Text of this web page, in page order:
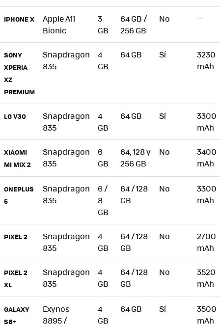
IPHONE X
Apple A11
Bionic
3
GB
64 GB /
256 GB
No --
SONY
XPERIA
XZ
PREMIUM
Snapdragon
835
4
GB
64 GB Sí
3230
mAh
LG V30
Snapdragon
835
4
GB
64 GB Sí
3300
mAh
XIAOMI
MI MIX 2
Snapdragon
835
6
GB
64, 128 y
256 GB
No
3400
mAh
ONEPLUS
5
Snapdragon
835
6 /
8
GB
64 / 128
GB
No
3300
mAh
PIXEL 2
Snapdragon
835
4
GB
64 / 128
GB
No
2700
mAh
PIXEL 2
XL
Snapdragon
835
4
GB
64 / 128
GB
No
3520
mAh
GALAXY
S8+
Exynos
8895 /
4
GB
64 GB Sí
3500
mAh